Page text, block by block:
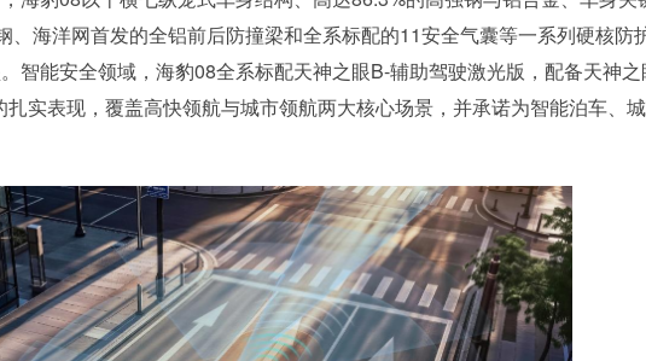
海洋网首发的全铝前后防撞梁和全系标配的11安全气囊等一系列硬核防
智能安全领域，海豹08全系标配天神之眼B-辅助驾驶激光版，配备天神之
实表现，覆盖高快领航与城市领航两大核心场景，并承诺为智能泊车、